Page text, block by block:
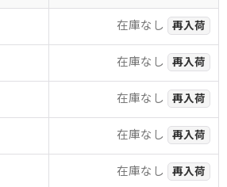
在庫なし 再入荷
在庫なし 再入荷
在庫なし 再入荷
在庫なし 再入荷
在庫なし 再入荷